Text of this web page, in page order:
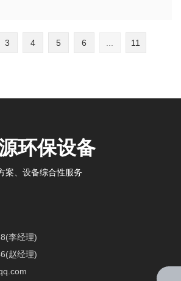
维护
行情况。定期检查搅拌装置的电机、叶轮
行。如有故障及时进行维修或更换。
清 除搅拌装置上的污垢和沉积物，避免
液进行过滤、净化、调整成分等处理，延
时间，减少对环境的污染。
制造、电子、汽车、航空航天、五金等
元件进行电镀，提高其导电性和焊接性
3 4 5 6 11
环保设备
案、设备综合性服务
李经理)
赵经理)